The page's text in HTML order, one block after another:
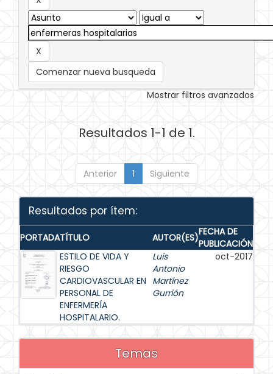
Comenzar nueva busqueda
Mostrar filtros avanzados
Resultados 1-1 de 1.
Anterior 1 Siguiente
Resultados por ítem:
PORTADATÍTULO AUTOR(ES)FECHA DE
PUBLICACIÓN
ESTILO DE VIDA Y
RIESGO
CARDIOVASCULAR EN
PERSONAL DE
ENFERMERÍA
HOSPITALARIO.
Luis
Antonio
Martínez
Gurrión
oct-2017
Temas